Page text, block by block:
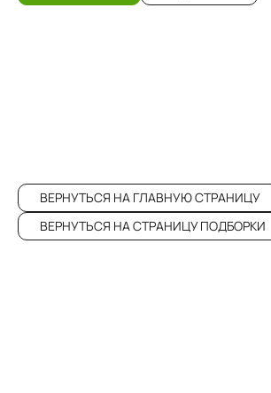
ВЕРНУТЬСЯ НА ГЛАВНУЮ СТРАНИЦУ
ВЕРНУТЬСЯ НА СТРАНИЦУ ПОДБОРКИ